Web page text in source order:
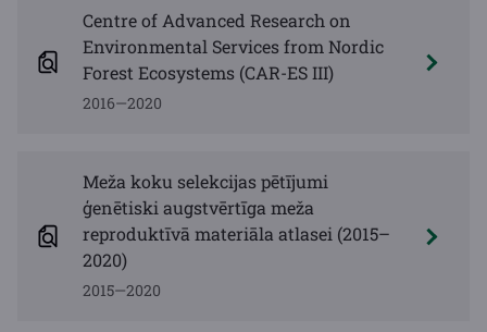
Centre of Advanced Research on
Environmental Services from Nordic
Forest Ecosystems (CAR-ES III)
2016—2020
Meža koku selekcijas pētījumi
ģenētiski augstvērtīga meža
reproduktīvā materiāla atlasei (2015–
2020)
2015—2020